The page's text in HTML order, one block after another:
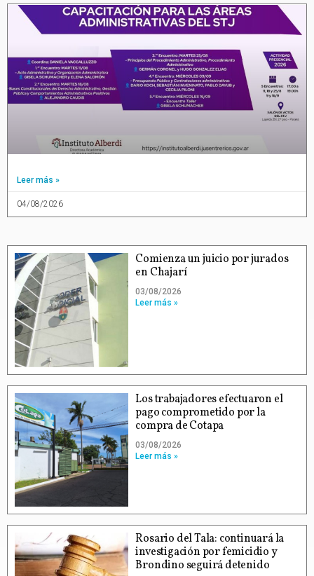
Leer más »
04/08/2026
Comienza un juicio por jurados
en Chajarí
03/08/2026
Leer más »
Los trabajadores efectuaron el
pago comprometido por la
compra de Cotapa
03/08/2026
Leer más »
Rosario del Tala: continuará la
investigación por femicidio y
Brondino seguirá detenido